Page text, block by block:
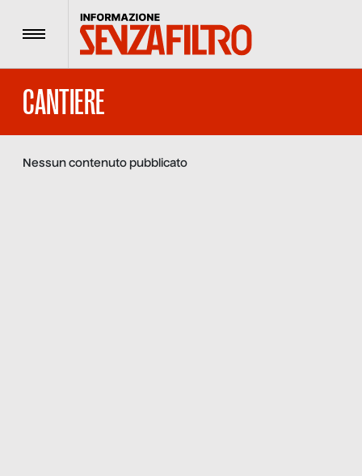
Menu
CANTIERE
Nessun contenuto pubblicato